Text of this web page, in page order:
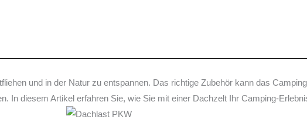
und in der Natur zu entspannen. Das richtige Zubehör kann das
In diesem Artikel erfahren Sie, wie Sie mit einer Dachzelt Ihr Camping-